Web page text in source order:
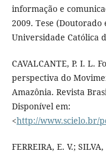
informação e
2009. Tese (Doutorado
Universidade Católica
CAVALCANTE, P. I. L.
perspectiva do
Amazônia. Revista
Disponível em:
<http://www.scielo.br/
FERREIRA, E. V.;